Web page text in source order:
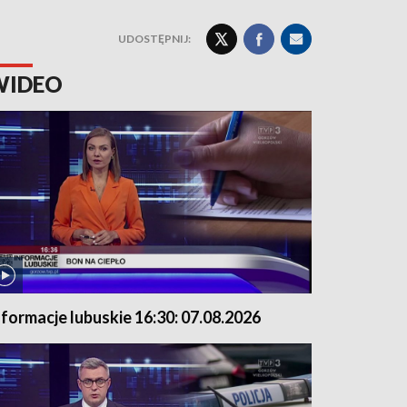
UDOSTĘPNIJ:
lubuskie 16:30: 07.08.2026